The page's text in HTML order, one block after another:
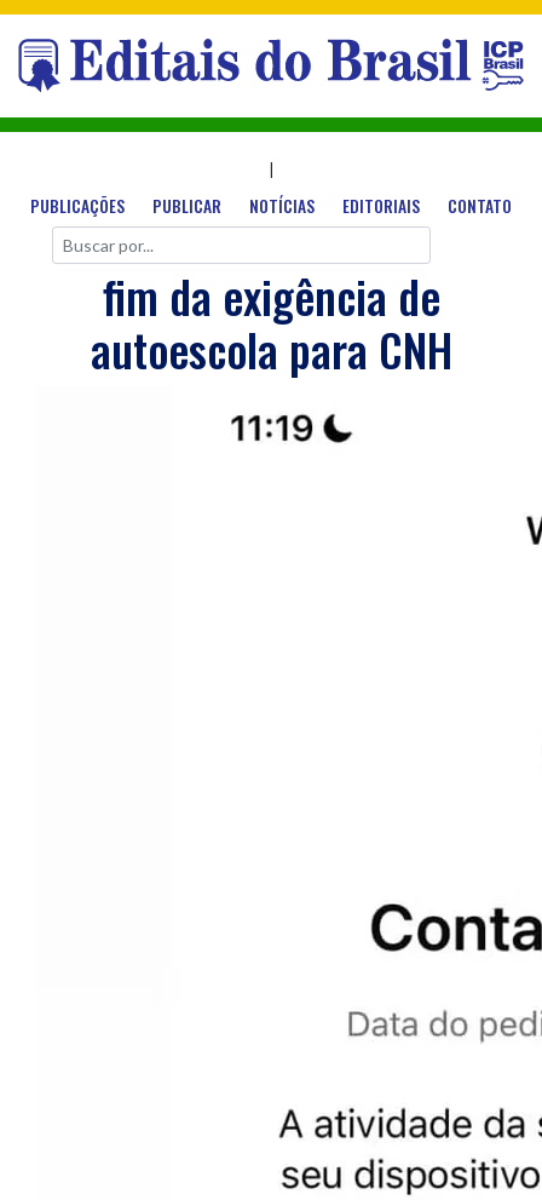
PUBLICAÇÕES PUBLICAR NOTÍCIAS EDITORIAIS CONTATO
fim da exigência de
autoescola para CNH